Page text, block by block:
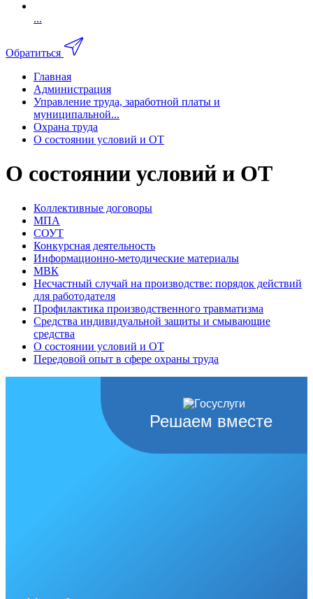
...
Обратиться
Главная
Администрация
Управление труда, заработной платы и
муниципальной...
Охрана труда
О состоянии условий и ОТ
О состоянии условий и ОТ
Коллективные договоры
МПА
СОУТ
Конкурсная деятельность
Информационно-методические материалы
МВК
Несчастный случай на производстве: порядок действий
для работодателя
Профилактика производственного травматизма
Средства индивидуальной защиты и смывающие
средства
О состоянии условий и ОТ
Передовой опыт в сфере охраны труда
Решаем вместе